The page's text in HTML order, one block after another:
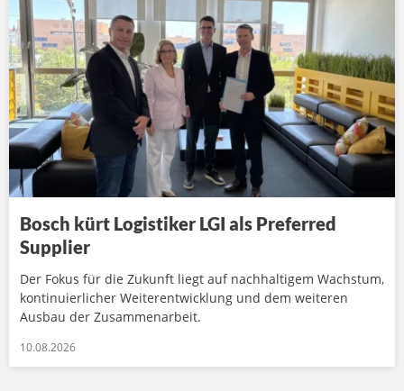
Bosch kürt Logistiker LGI als Preferred
Supplier
Der Fokus für die Zukunft liegt auf nachhaltigem Wachstum,
kontinuierlicher Weiterentwicklung und dem weiteren
Ausbau der Zusammenarbeit.
10.08.2026